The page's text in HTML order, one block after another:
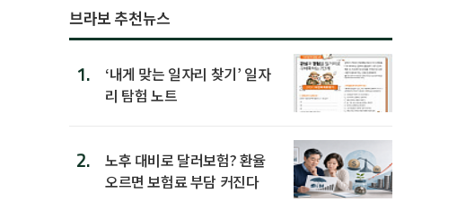
브라보 추천뉴스
1.
‘내게 맞는 일자리 찾기’ 일자
리 탐험 노트
2.
노후 대비로 달러보험? 환율
오르면 보험료 부담 커진다